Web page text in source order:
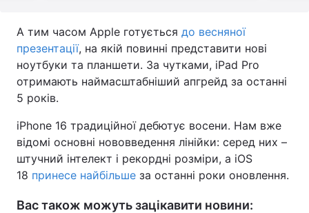
А тим часом Apple готується до весняної
презентації, на якій повинні представити нові
ноутбуки та планшети. За чутками, iPad Pro
отримають наймасштабніший апгрейд за останні
5 років.
iPhone 16 традиційної дебютує восени. Нам вже
відомі основні нововведення лінійки: серед них –
штучний інтелект і рекордні розміри, а iOS
18 принесе найбільше за останні роки оновлення.
Вас також можуть зацікавити новини: